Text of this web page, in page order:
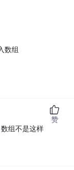
数组
组不是这样
赞